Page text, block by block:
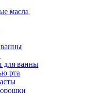
масла
для ванны
рта